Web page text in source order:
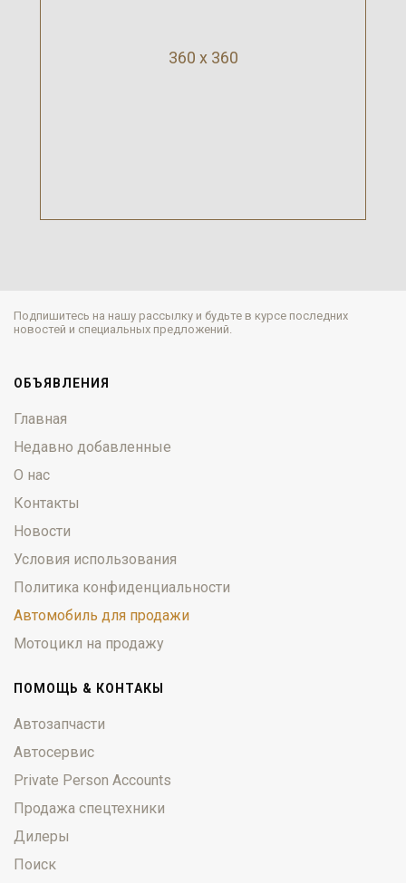
360 x 360
Подпишитесь на нашу рассылку и будьте в курсе последних
новостей и специальных предложений.
ОБЪЯВЛЕНИЯ
Главная
Недавно добавленные
О нас
Контакты
Новости
Условия использования
Политика конфиденциальности
Автомобиль для продажи
Мотоцикл на продажу
ПОМОЩЬ & КОНТАКЫ
Автозапчасти
Автосервис
Private Person Accounts
Продажа спецтехники
Дилеры
Поиск